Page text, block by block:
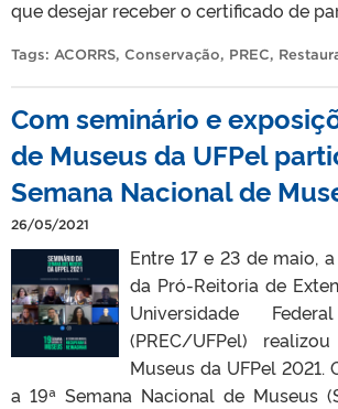
que desejar receber o certificado de
Tags: ACORRS, Conservação, PREC,
Com seminário e
de Museus da UFPel
Semana Nacional de
26/05/2021
Entre 17 e 23 de maio,
da Pró-Reitoria de
Universidade
(PREC/UFPel)
Museus da UFPel 2021.
a 19ª Semana Nacional de Museus